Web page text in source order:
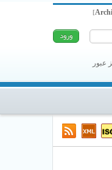
[
عبور